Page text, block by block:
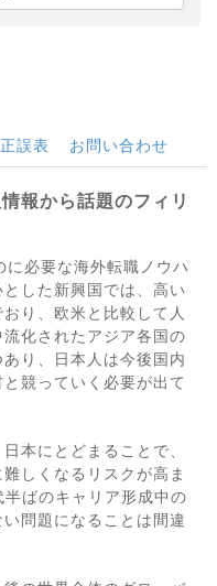
正誤表 お問い合わせ
報から話題のフィリ
必要な海外転職ノウハ
した新興国では、高い
り、欧米と比較して人
化されたアジア各国の
り、日本人は今後国内
競っていく必要が出て
本にとどまることで、
しくなるリスクが高ま
ばのキャリア形成中の
問題になることは間違